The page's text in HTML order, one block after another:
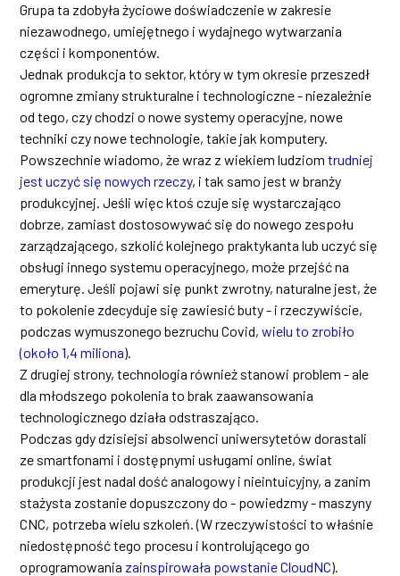
Grupa ta zdobyła życiowe doświadczenie w zakresie
niezawodnego, umiejętnego i wydajnego wytwarzania
części i komponentów.
Jednak produkcja to sektor, który w tym okresie przeszedł
ogromne zmiany strukturalne i technologiczne - niezależnie
od tego, czy chodzi o nowe systemy operacyjne, nowe
techniki czy nowe technologie, takie jak komputery.
Powszechnie wiadomo, że wraz z wiekiem ludziomtrudniej
jest uczyć się nowych rzeczy, i tak samo jest w branży
produkcyjnej. Jeśli więc ktoś czuje się wystarczająco
dobrze, zamiast dostosowywać się do nowego zespołu
zarządzającego, szkolić kolejnego praktykanta lub uczyć się
obsługi innego systemu operacyjnego, może przejść na
emeryturę. Jeśli pojawi się punkt zwrotny, naturalne jest, że
to pokolenie zdecyduje się zawiesić buty - i rzeczywiście,
podczas wymuszonego bezruchu Covid,wielu to zrobiło
(około 1,4 miliona).
Z drugiej strony, technologia również stanowi problem - ale
dla młodszego pokolenia to brak zaawansowania
technologicznego działa odstraszająco.
Podczas gdy dzisiejsi absolwenci uniwersytetów dorastali
ze smartfonami i dostępnymi usługami online, świat
produkcji jest nadal dość analogowy i nieintuicyjny, a zanim
stażysta zostanie dopuszczony do - powiedzmy - maszyny
CNC, potrzeba wielu szkoleń. (W rzeczywistości to właśnie
niedostępność tego procesu i kontrolującego go
oprogramowania zainspirowała powstanie CloudNC).